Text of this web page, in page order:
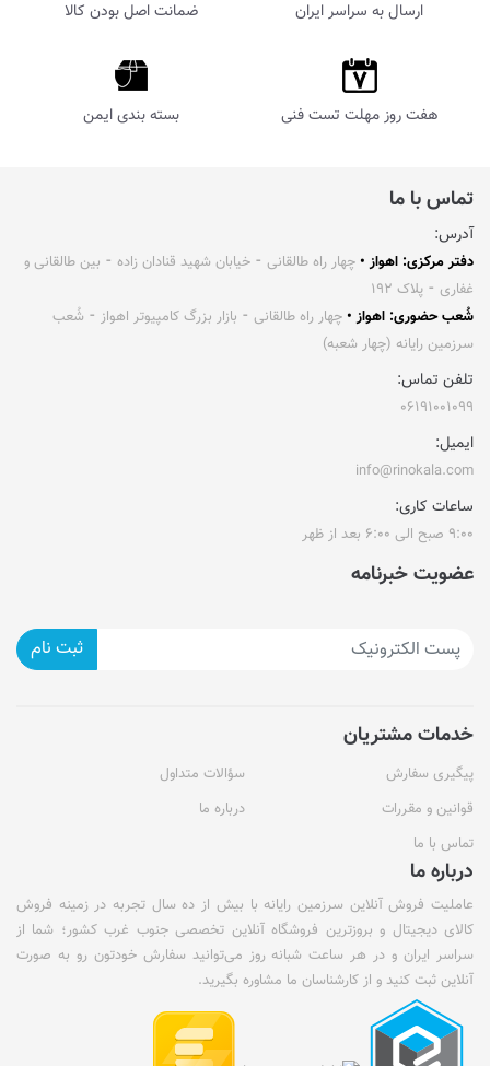
ارسال به سراسر ایران ضمانت اصل بودن کالا
هفت روز مهلت تست فنی بسته بندی ایمن
تماس با ما
آدرس:
دفتر مرکزی: اهواز • چهار راه طالقانی ⁃ خیابان شهید قنادان زاده ⁃ بین طالقانی و
غفاری ⁃ پلاک ۱۹۲
شُعب حضوری: اهواز • چهار راه طالقانی ⁃ بازار بزرگ کامپیوتر اهواز ⁃ شُعب
سرزمین رایانه (چهار شعبه)
تلفن تماس:
۰۶۱۹۱۰۰۱۰۹۹
ایمیل:
info@rinokala.com
ساعات کاری:
۹:۰۰ صبح الی ۶:۰۰ بعد از ظهر
عضویت خبرنامه
ثبت نام
خدمات مشتریان
پیگیری سفارش
سؤالات متداول
قوانین و مقررات
درباره ما
تماس با ما
درباره ما
عاملیت فروش آنلاین سرزمین رایانه با بیش از ده سال تجربه در زمینه فروش
کالای دیجیتال و بروزترین فروشگاه آنلاین تخصصی جنوب غرب کشور؛ شما از
سراسر ایران و در هر ساعت شبانه روز می‌توانید سفارش خودتون رو به صورت
آنلاین ثبت کنید و از کارشناسان ما مشاوره بگیرید.